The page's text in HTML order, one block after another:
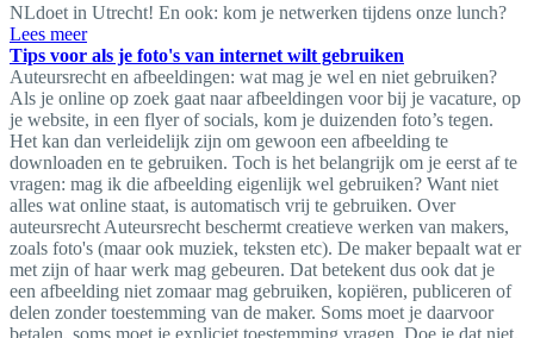
NLdoet in Utrecht! En ook: kom je netwerken tijdens onze lunch?
Lees meer
Tips voor als je foto's van internet wilt gebruiken
Auteursrecht en afbeeldingen: wat mag je wel en niet gebruiken?
Als je online op zoek gaat naar afbeeldingen voor bij je vacature, op
je website, in een flyer of socials, kom je duizenden foto’s tegen.
Het kan dan verleidelijk zijn om gewoon een afbeelding te
downloaden en te gebruiken. Toch is het belangrijk om je eerst af te
vragen: mag ik die afbeelding eigenlijk wel gebruiken? Want niet
alles wat online staat, is automatisch vrij te gebruiken. Over
auteursrecht Auteursrecht beschermt creatieve werken van makers,
zoals foto's (maar ook muziek, teksten etc). De maker bepaalt wat er
met zijn of haar werk mag gebeuren. Dat betekent dus ook dat je
een afbeelding niet zomaar mag gebruiken, kopiëren, publiceren of
delen zonder toestemming van de maker. Soms moet je daarvoor
betalen, soms moet je expliciet toestemming vragen. Doe je dat niet,